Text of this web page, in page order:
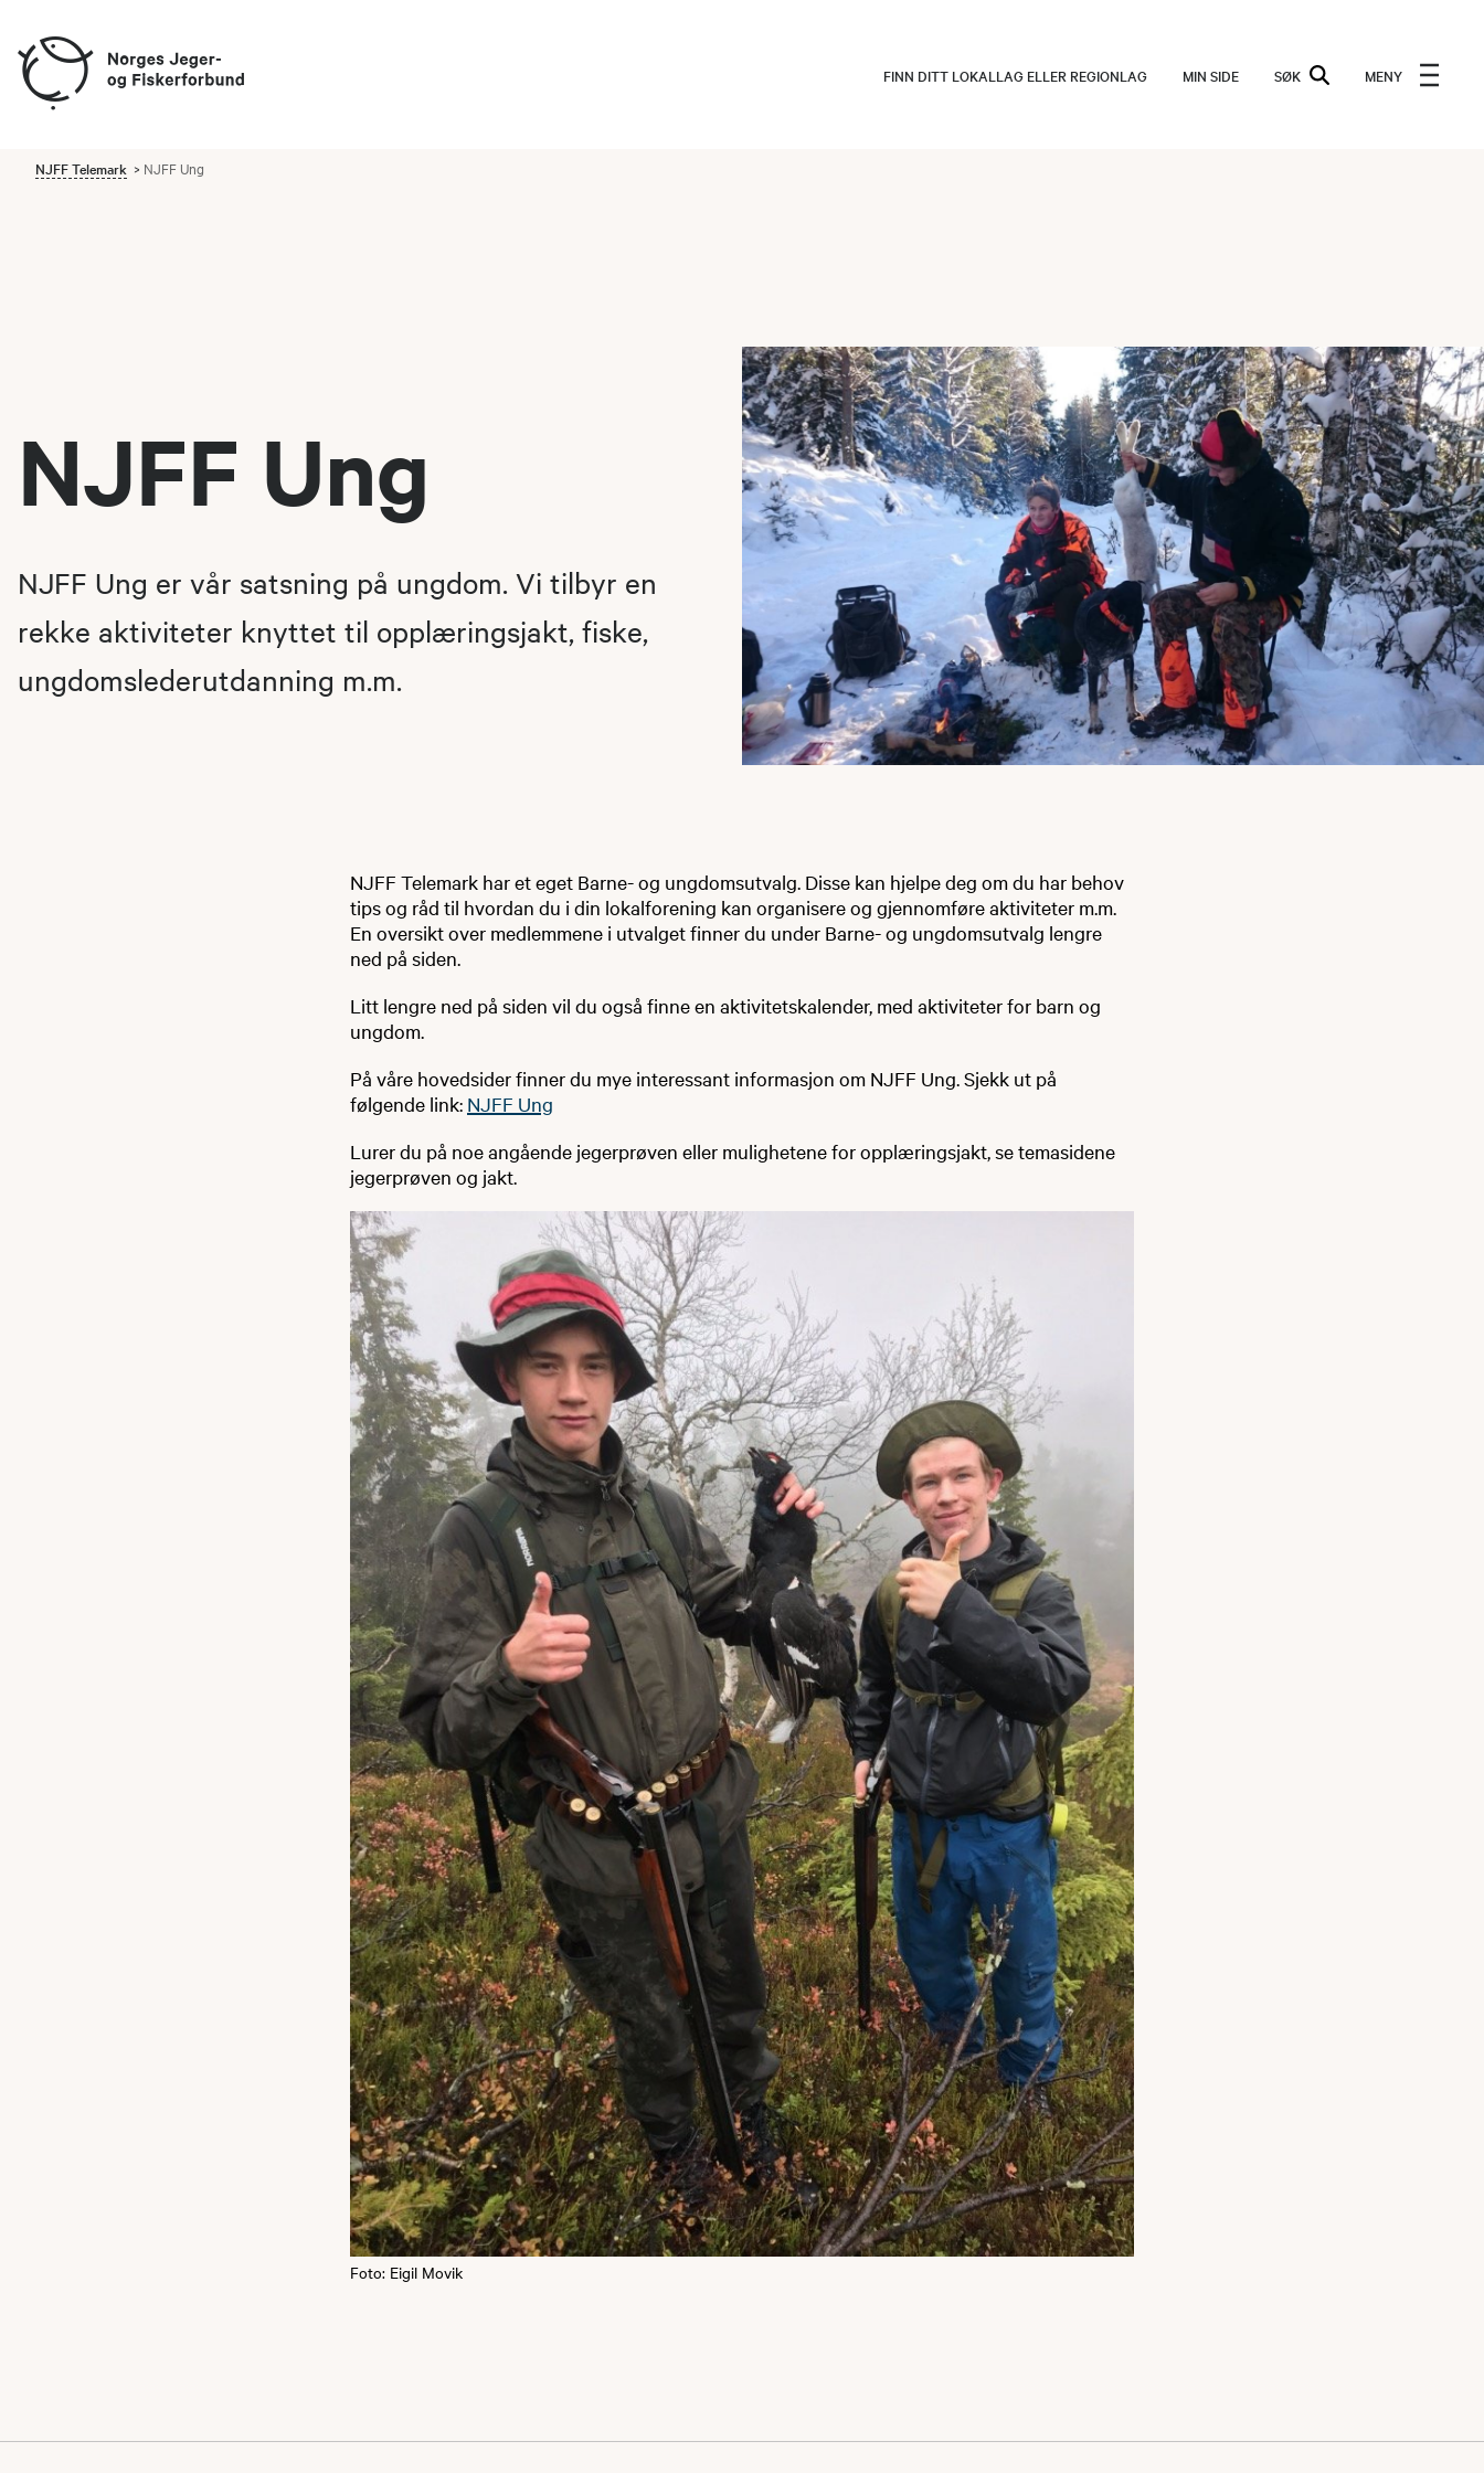
FINN DITT LOKALLAG ELLER REGIONLAG MIN SIDE SØK MENY
NJFF Telemark NJFF Ung
NJFF Ung
NJFF Ung er vår satsning på ungdom. Vi tilbyr en
rekke aktiviteter knyttet til opplæringsjakt, fiske,
ungdomslederutdanning m.m.
NJFF Telemark har et eget Barne- og ungdomsutvalg. Disse kan hjelpe deg om du har behov
tips og råd til hvordan du i din lokalforening kan organisere og gjennomføre aktiviteter m.m.
En oversikt over medlemmene i utvalget finner du under Barne- og ungdomsutvalg lengre
ned på siden.
Litt lengre ned på siden vil du også finne en aktivitetskalender, med aktiviteter for barn og
ungdom.
På våre hovedsider finner du mye interessant informasjon om NJFF Ung. Sjekk ut på
følgende link: NJFF Ung
Lurer du på noe angående jegerprøven eller mulighetene for opplæringsjakt, se temasidene
jegerprøven og jakt.
Foto: Eigil Movik